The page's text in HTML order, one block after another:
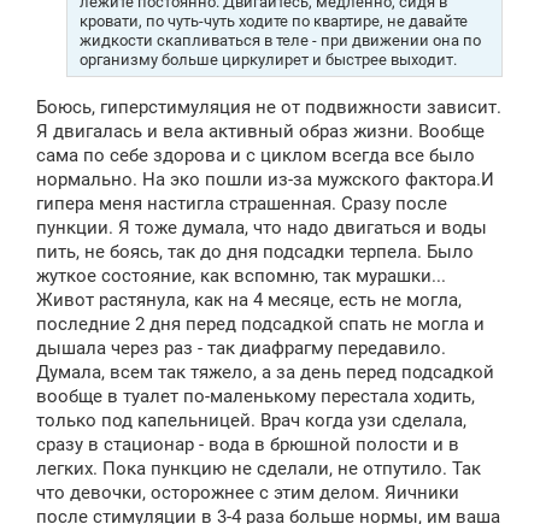
кровати, по чуть-чуть ходите по квартире, не давайте
жидкости скапливаться в теле - при движении она по
организму больше циркулирет и быстрее выходит.
Боюсь, гиперстимуляция не от подвижности зависит.
Я двигалась и вела активный образ жизни. Вообще
сама по себе здорова и с циклом всегда все было
нормально. На эко пошли из-за мужского фактора.И
гипера меня настигла страшенная. Сразу после
пункции. Я тоже думала, что надо двигаться и воды
пить, не боясь, так до дня подсадки терпела. Было
жуткое состояние, как вспомню, так мурашки...
Живот растянула, как на 4 месяце, есть не могла,
последние 2 дня перед подсадкой спать не могла и
дышала через раз - так диафрагму передавило.
Думала, всем так тяжело, а за день перед подсадкой
вообще в туалет по-маленькому перестала ходить,
только под капельницей. Врач когда узи сделала,
сразу в стационар - вода в брюшной полости и в
легких. Пока пункцию не сделали, не отпутило. Так
что девочки, осторожнее с этим делом. Яичники
после стимуляции в 3-4 раза больше нормы, им ваша